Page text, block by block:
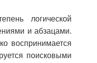
логической
и абзацами.
воспринимается
поисковыми